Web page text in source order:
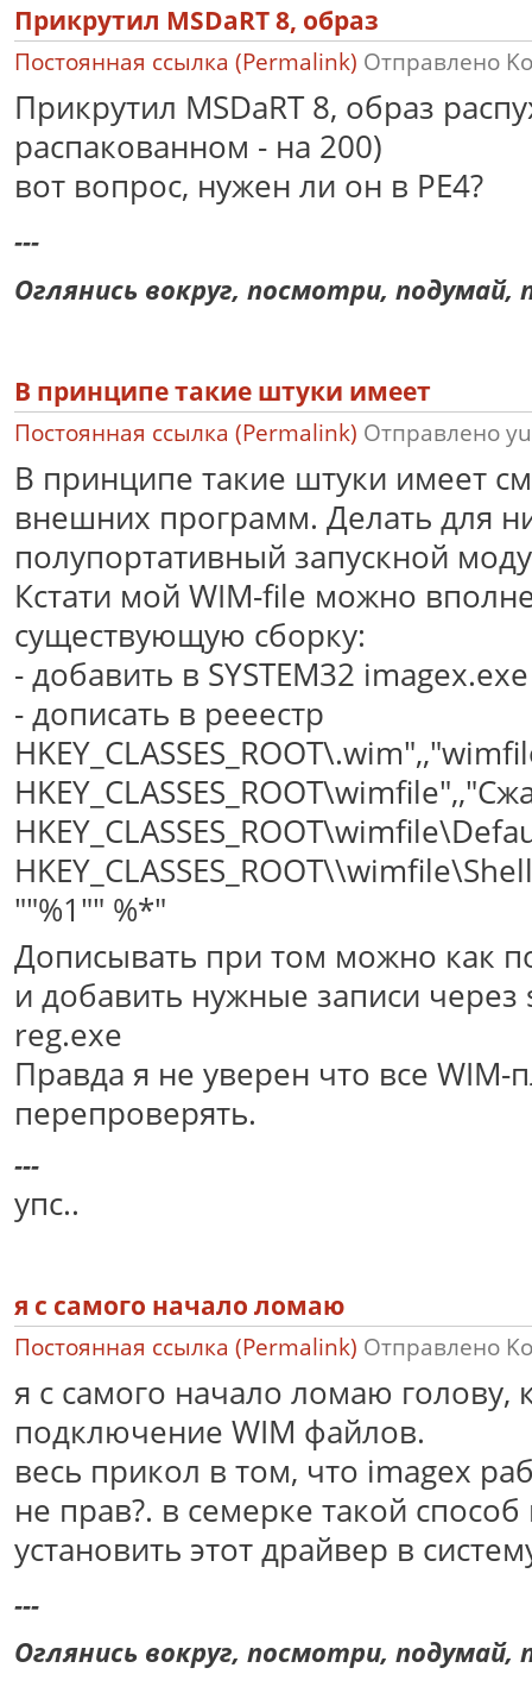
Прикрутил MSDaRT 8, образ
Постоянная ссылка (Permalink) Отправлено
Прикрутил MSDaRT 8, образ
распакованном - на 200)
вот вопрос, нужен ли он в PE4?
---
Оглянись вокруг, посмотри, подумай,
В принципе такие штуки имеет
Постоянная ссылка (Permalink) Отправлено
В принципе такие штуки имеет
внешних программ. Делать для
полупортативный запускной
Кстати мой WIM-file можно
существующую сборку:
- добавить в SYSTEM32 imagex.exe
- дописать в рееестр
""%1"" %*"
Дописывать при том можно как
и добавить нужные записи
reg.exe
Правда я не уверен что все WIM-
перепроверять.
---
упс..
я с самого начало ломаю
Постоянная ссылка (Permalink) Отправлено
я с самого начало ломаю голову,
подключение WIM файлов.
весь прикол в том, что imagex
не прав?. в семерке такой способ
установить этот драйвер в
---
Оглянись вокруг, посмотри, подумай,